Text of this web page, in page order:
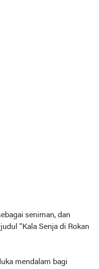
seniman, dan
"Kala Senja di Rokan
mendalam bagi